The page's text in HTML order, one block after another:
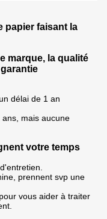
papier faisant la
marque, la qualité
délai de 1 an
mais aucune
votre temps
prennent svp une
vous aider à traiter